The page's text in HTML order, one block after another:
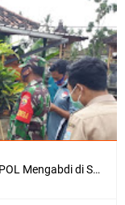
Kapolsek Gunungsari Cek Taruna AKPOL Mengabdi di SRD 4